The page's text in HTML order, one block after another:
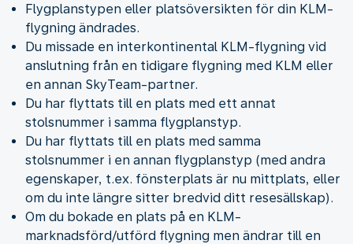
Flygplanstypen eller platsöversikten för din KLM-
flygning ändrades.
Du missade en interkontinental KLM-flygning vid
anslutning från en tidigare flygning med KLM eller
en annan SkyTeam-partner.
Du har flyttats till en plats med ett annat
stolsnummer i samma flygplanstyp.
Du har flyttats till en plats med samma
stolsnummer i en annan flygplanstyp (med andra
egenskaper, t.ex. fönsterplats är nu mittplats, eller
om du inte längre sitter bredvid ditt resesällskap).
Om du bokade en plats på en KLM-
marknadsförd/utförd flygning men ändrar till en